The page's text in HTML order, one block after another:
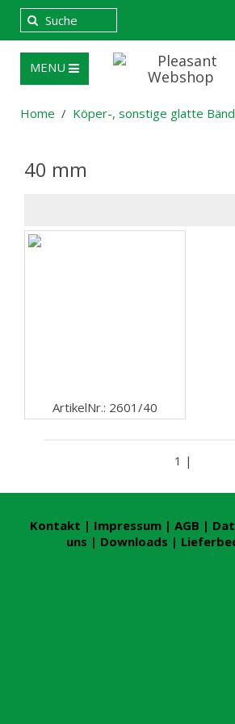
MENU
Home Köper-, sonstige glatte
40 mm
ArtikelNr.: 2601/40
1 |
Kontakt | Impressum| AGB |
uns | Downloads |